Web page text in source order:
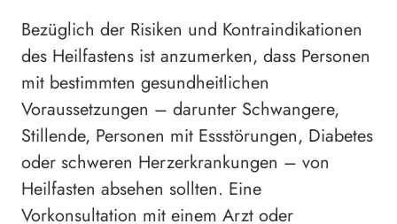
Bezüglich der Risiken und Kontraindikationen
des Heilfastens ist anzumerken, dass Personen
mit bestimmten gesundheitlichen
Voraussetzungen – darunter Schwangere,
Stillende, Personen mit Essstörungen, Diabetes
oder schweren Herzerkrankungen – von
Heilfasten absehen sollten. Eine
Vorkonsultation mit einem Arzt oder